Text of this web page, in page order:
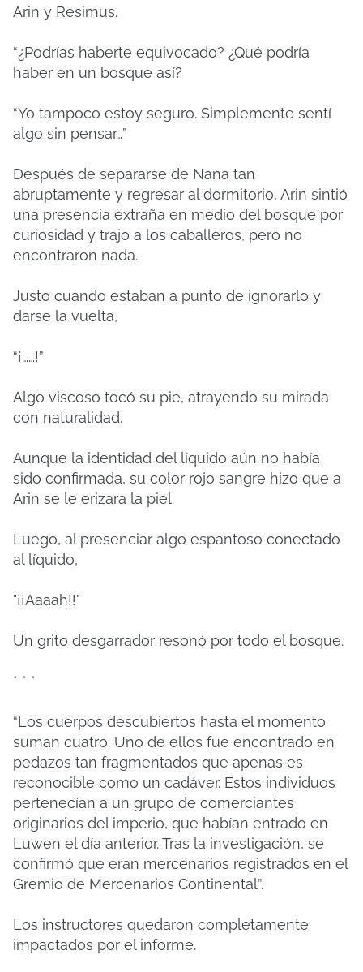
Arin y Resimus.
“¿Podrías haberte equivocado? ¿Qué podría
haber en un bosque así?
“Yo tampoco estoy seguro. Simplemente sentí
algo sin pensar…”
Después de separarse de Nana tan
abruptamente y regresar al dormitorio, Arin sintió
una presencia extraña en medio del bosque por
curiosidad y trajo a los caballeros, pero no
encontraron nada.
Justo cuando estaban a punto de ignorarlo y
darse la vuelta,
“¡……!”
Algo viscoso tocó su pie, atrayendo su mirada
con naturalidad.
Aunque la identidad del líquido aún no había
sido confirmada, su color rojo sangre hizo que a
Arin se le erizara la piel.
Luego, al presenciar algo espantoso conectado
al líquido,
"¡¡Aaaah!!"
Un grito desgarrador resonó por todo el bosque.
* * *
“Los cuerpos descubiertos hasta el momento
suman cuatro. Uno de ellos fue encontrado en
pedazos tan fragmentados que apenas es
reconocible como un cadáver. Estos individuos
pertenecían a un grupo de comerciantes
originarios del imperio, que habían entrado en
Luwen el día anterior. Tras la investigación, se
confirmó que eran mercenarios registrados en el
Gremio de Mercenarios Continental”.
Los instructores quedaron completamente
impactados por el informe.